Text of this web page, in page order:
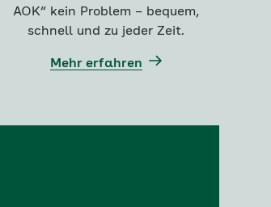
AOK“ kein Problem – bequem,
schnell und zu jeder Zeit.
Mehr erfahren